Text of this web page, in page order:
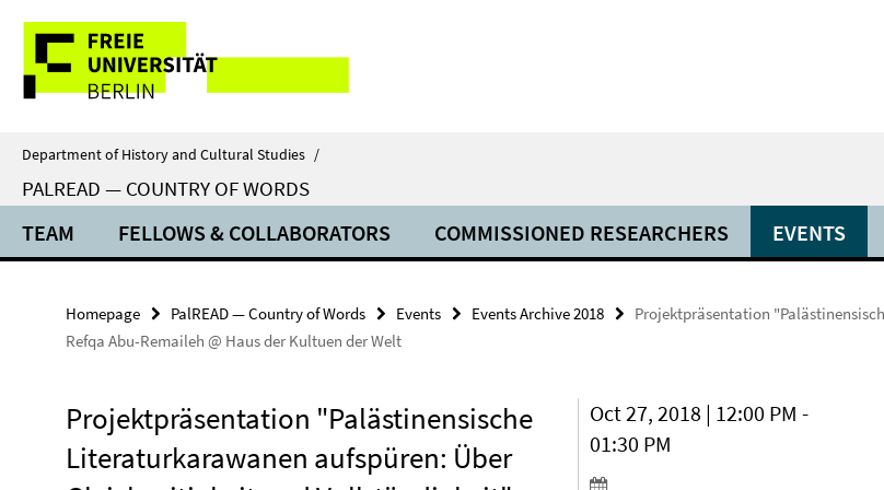
direkt
Inhalt
Service
Navigation
Department of History and Cultural Studies /
PALREAD — COUNTRY OF WORDS
TEAM FELLOWS & COLLABORATORS COMMISSIONED RESEARCHERS EVENTS
Homepage PalREAD — Country of Words Events Events Archive 2018
Projektpräsentation
Refqa Abu-Remaileh @ Haus der Kultuen der Welt
Projektpräsentation "Palästinensische
Literaturkarawanen aufspüren: Über
Oct 27, 2018 | 12:00 PM -
01:30 PM